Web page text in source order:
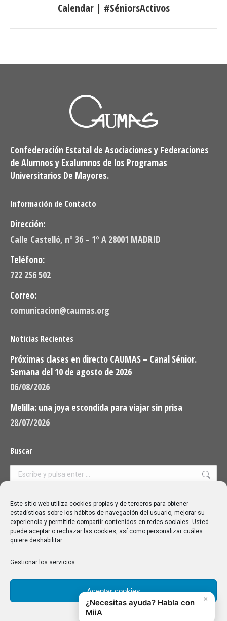
Este sitio web utiliza cookies propias y de terceros para obtener
estadísticas sobre los hábitos de navegación del usuario, mejorar su
experiencia y permitirle compartir contenidos en redes sociales. Usted
puede aceptar o rechazar las cookies, así como personalizar cuáles
quiere deshabilitar.
Gestionar los servicios
Aceptar cookies
Denegar
siguiente:
Calendar | #SéniorsActivos
Confederación Estatal de Asociaciones y Federaciones
de Alumnos y Exalumnos de los Programas
Universitarios De Mayores.
Información de Contacto
Dirección:
Calle Castelló, nº 36 – 1º A 28001 MADRID
Teléfono:
722 256 502
Correo:
comunicacion@caumas.org
Noticias Recientes
Próximas clases en directo CAUMAS – Canal Sénior.
Semana del 10 de agosto de 2026
06/08/2026
Melilla: una joya escondida para viajar sin prisa
28/07/2026
Buscar
Buscar:
Aviso Legal|Política de privacidad|Política de cookies